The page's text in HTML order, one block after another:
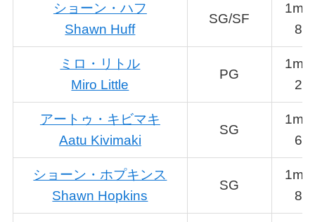
ショーン・ハフ
Shawn Huff
SG/SF
1m9
8
ミロ・リトル
Miro Little
PG
1m9
2
アートゥ・キビマキ
Aatu Kivimaki
SG
1m8
6
ショーン・ホプキンス
Shawn Hopkins
SG
1m9
8